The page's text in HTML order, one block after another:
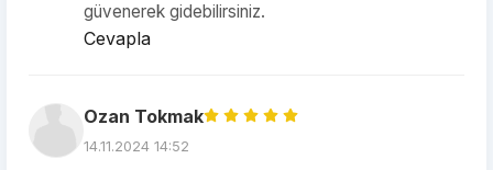
güvenerek gidebilirsiniz.
Cevapla
Ozan Tokmak
14.11.2024 14:52